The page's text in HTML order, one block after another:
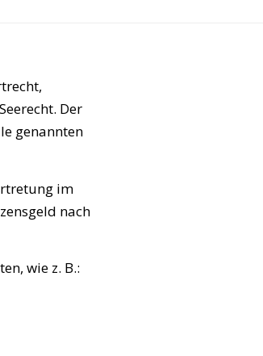
Der
genannten
im
nach
wie z. B.: